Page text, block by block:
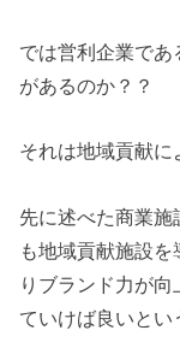
では営利企業であ
があるのか？？
それは地域貢献に
先に述べた商業施
も地域貢献施設
りブランド力が
ていけば良いとい